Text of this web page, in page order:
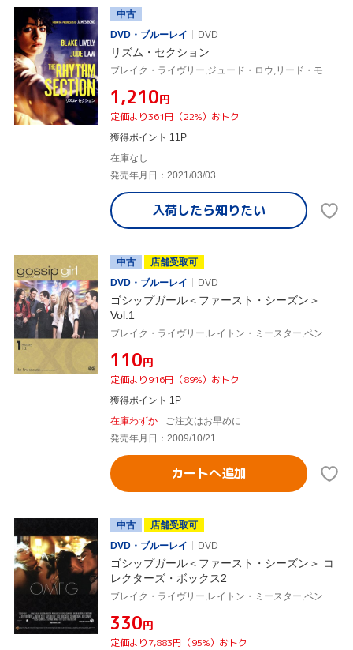
中古
DVD・ブルーレイ
DVD
リズム・セクション
ブレイク・ライヴリー,ジュード・ロウ,リード・モラーノ(監督)
¥1,210円
定価より361円（22%）おトク
獲得ポイント 11P
在庫なし
発売年月日：2021/03/03
入荷したら知りたい
中古
店舗受取可
DVD・ブルーレイ
DVD
ゴシップガール＜ファースト・シーズン＞
Vol.1
ブレイク・ライヴリー,レイトン・ミースター,ペン・バッジリー,セシリー・フォン・ジーゲザー(原作)
¥110円
定価より916円（89%）おトク
獲得ポイント 1P
在庫わずか
ご注文はお早めに
発売年月日：2009/10/21
カートへ追加
中古
店舗受取可
DVD・ブルーレイ
DVD
ゴシップガール＜ファースト・シーズン＞ コ
レクターズ・ボックス2
ブレイク・ライヴリー,レイトン・ミースター,ペン・バッジリー,セシリー・フォン・ジーゲザー(原作)
¥330円
定価より7,883円（95%）おトク